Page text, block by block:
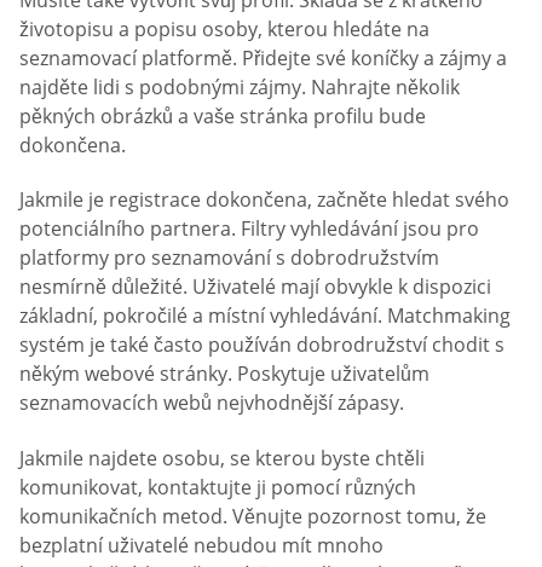
životopisu a popisu osoby, kterou hledáte na
seznamovací platformě. Přidejte své koníčky a zájmy a
najděte lidi s podobnými zájmy. Nahrajte několik
pěkných obrázků a vaše stránka profilu bude
dokončena.
Jakmile je registrace dokončena, začněte hledat svého
potenciálního partnera. Filtry vyhledávání jsou pro
platformy pro seznamování s dobrodružstvím
nesmírně důležité. Uživatelé mají obvykle k dispozici
základní, pokročilé a místní vyhledávání. Matchmaking
systém je také často používán dobrodružství chodit s
někým webové stránky. Poskytuje uživatelům
seznamovacích webů nejvhodnější zápasy.
Jakmile najdete osobu, se kterou byste chtěli
komunikovat, kontaktujte ji pomocí různých
komunikačních metod. Věnujte pozornost tomu, že
bezplatní uživatelé nebudou mít mnoho